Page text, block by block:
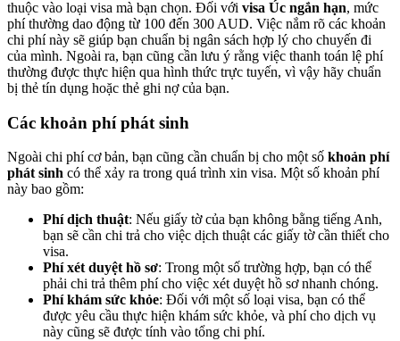
thuộc vào loại visa mà bạn chọn. Đối với visa Úc ngắn hạn, mức
phí thường dao động từ 100 đến 300 AUD. Việc nắm rõ các khoản
chi phí này sẽ giúp bạn chuẩn bị ngân sách hợp lý cho chuyến đi
của mình. Ngoài ra, bạn cũng cần lưu ý rằng việc thanh toán lệ phí
thường được thực hiện qua hình thức trực tuyến, vì vậy hãy chuẩn
bị thẻ tín dụng hoặc thẻ ghi nợ của bạn.
Các khoản phí phát sinh
Ngoài chi phí cơ bản, bạn cũng cần chuẩn bị cho một số khoản phí
phát sinh có thể xảy ra trong quá trình xin visa. Một số khoản phí
này bao gồm:
Phí dịch thuật: Nếu giấy tờ của bạn không bằng tiếng Anh,
bạn sẽ cần chi trả cho việc dịch thuật các giấy tờ cần thiết cho
visa.
Phí xét duyệt hồ sơ: Trong một số trường hợp, bạn có thể
phải chi trả thêm phí cho việc xét duyệt hồ sơ nhanh chóng.
Phí khám sức khỏe: Đối với một số loại visa, bạn có thể
được yêu cầu thực hiện khám sức khỏe, và phí cho dịch vụ
này cũng sẽ được tính vào tổng chi phí.